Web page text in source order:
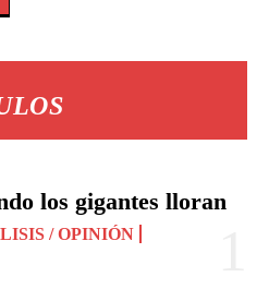
los gigantes lloran
/ OPINIÓN